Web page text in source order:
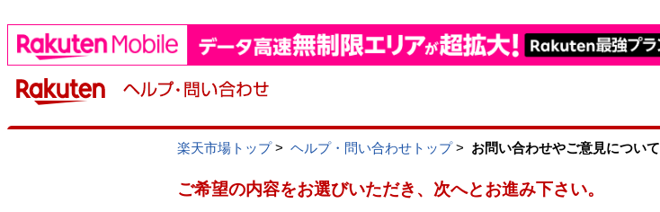
楽天市場トップ> ヘルプ・問い合わせトップ> お問い合わせやご意見について
ご希望の内容をお選びいただき、次へとお進み下さい。